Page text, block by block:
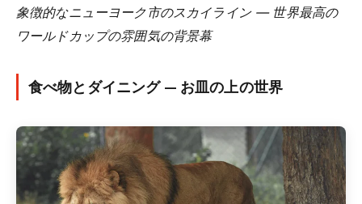
象徴的なニューヨーク市のスカイライン — 世界最高の
ワールドカップの雰囲気の背景幕
食べ物とダイニング — お皿の上の世界